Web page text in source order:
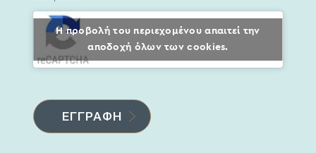
Η προβολή του περιεχομένου απαιτεί την
αποδοχή όλων των cookies.